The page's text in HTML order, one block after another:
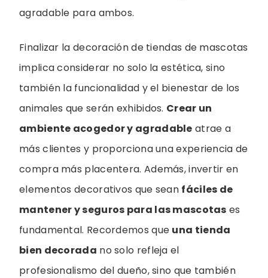
agradable para ambos.
Finalizar la decoración de tiendas de mascotas
implica considerar no solo la estética, sino
también la funcionalidad y el bienestar de los
animales que serán exhibidos. Crear un
ambiente acogedor y agradable atrae a
más clientes y proporciona una experiencia de
compra más placentera. Además, invertir en
elementos decorativos que sean fáciles de
mantener y seguros para las mascotas es
fundamental. Recordemos que una tienda
bien decorada no solo refleja el
profesionalismo del dueño, sino que también